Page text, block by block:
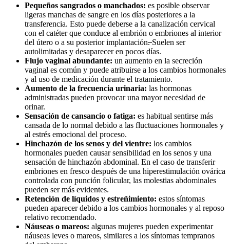
Pequeños sangrados o manchados: es posible observar
ligeras manchas de sangre en los días posteriores a la
transferencia. Esto puede deberse a la canalización cervical
con el catéter que conduce al embrión o embriones al interior
del útero o a su posterior implantación.Suelen ser
autolimitadas y desaparecer en pocos días.
Flujo vaginal abundante: un aumento en la secreción
vaginal es común y puede atribuirse a los cambios hormonales
y al uso de medicación durante el tratamiento.
Aumento de la frecuencia urinaria: las hormonas
administradas pueden provocar una mayor necesidad de
orinar.
Sensación de cansancio o fatiga: es habitual sentirse más
cansada de lo normal debido a las fluctuaciones hormonales y
al estrés emocional del proceso.
Hinchazón de los senos y del vientre: los cambios
hormonales pueden causar sensibilidad en los senos y una
sensación de hinchazón abdominal. En el caso de transferir
embriones en fresco después de una hiperestimulación ovárica
controlada con punción folicular, las molestias abdominales
pueden ser más evidentes.
Retención de líquidos y estreñimiento: estos síntomas
pueden aparecer debido a los cambios hormonales y al reposo
relativo recomendado.
Náuseas o mareos: algunas mujeres pueden experimentar
náuseas leves o mareos, similares a los síntomas tempranos